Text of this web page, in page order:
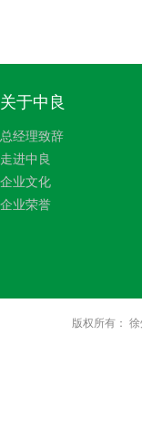
关于中良
总经理致辞
走进中良
企业文化
企业荣誉
版权所有：